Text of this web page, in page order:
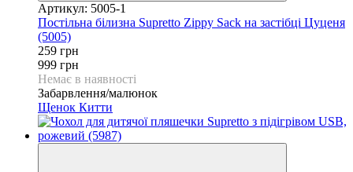
Артикул: 5005-1
Постільна білизна Supretto Zippy Sack на застібці Цуценя
(5005)
259 грн
999 грн
Немає в наявності
Забарвлення/малюнок
Щенок Китти